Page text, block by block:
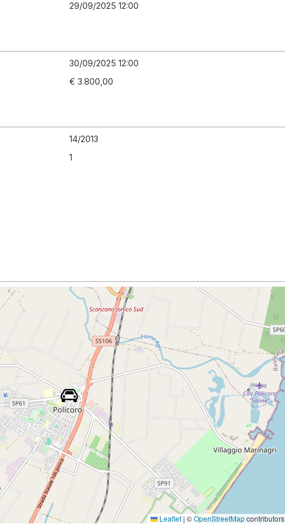
29/09/2025 12:00
30/09/2025 12:00
€ 3.800,00
14/2013
1
Leaflet | ©OpenStreetMapcontributors